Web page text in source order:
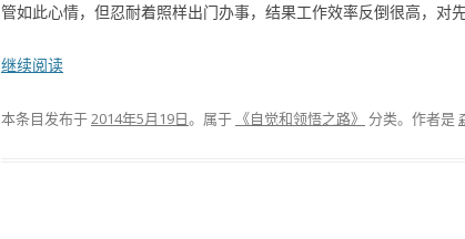
管如此心情，但忍耐着照样出门办事，结果工作效率反倒很高，对
继续阅读
本条目发布于2014年5月19日。属于 《自觉和领悟之路》 分类。 作者是